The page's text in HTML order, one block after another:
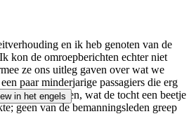
en ik heb genoten van de
kon de omroepberichten echter niet
ze ons uitleg gaven over wat we
paar minderjarige passagiers die erg
en schreeuwden, wat de tocht een beetje
geen van de bemanningsleden greep
in het engels